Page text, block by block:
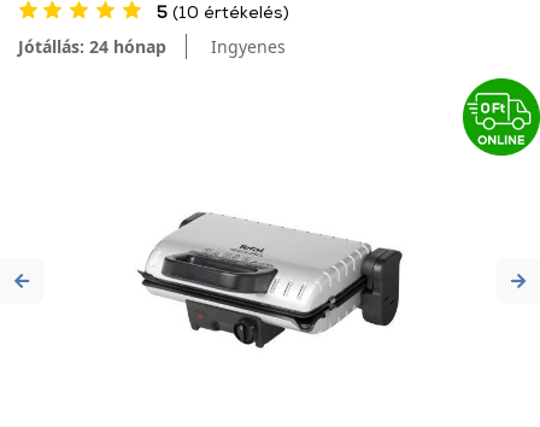
5 (10 értékelés)
Jótállás: 24 hónap Ingyenes
Previous